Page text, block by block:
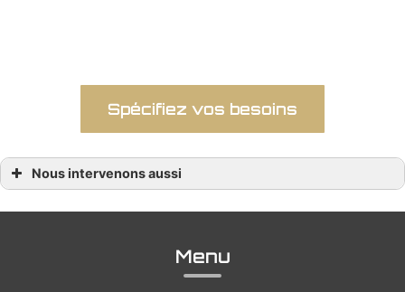
Spécifiez vos besoins
Nous intervenons aussi
Aménagement commerce Pornichet
Aménagement commerce Guérande
Aménagement commerce Saint-Herblain
Menu